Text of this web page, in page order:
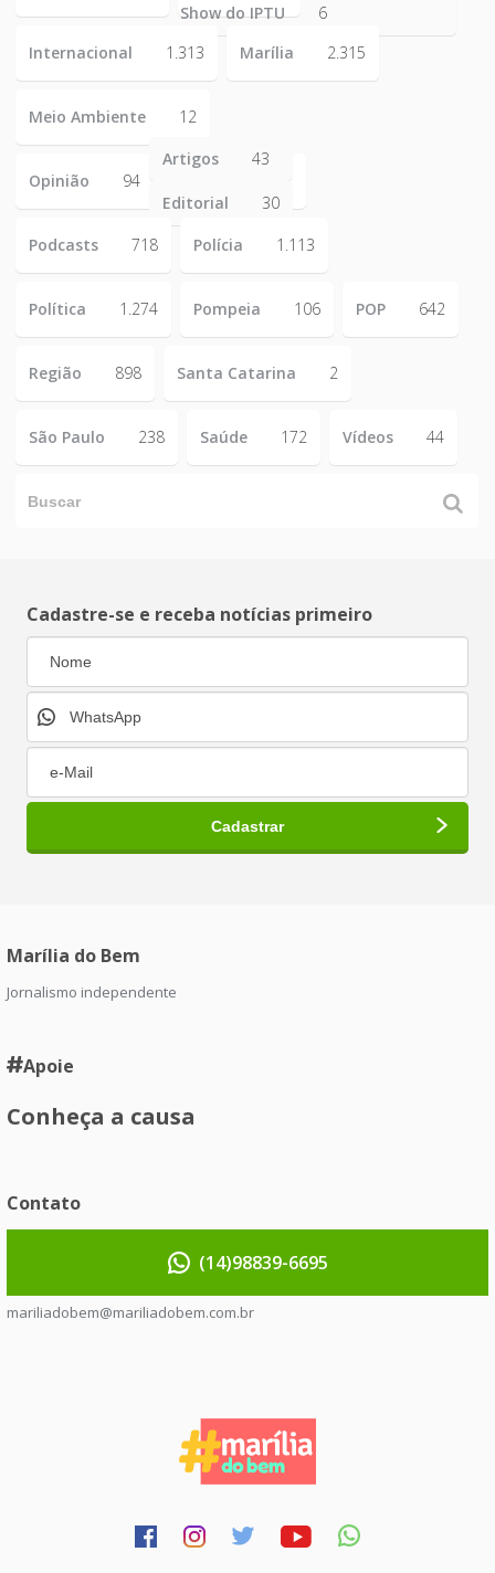
Show do IPTU 6
Internacional 1.313 Marília 2.315
Meio Ambiente 12
Opinião 94
Artigos 43
Editorial
30
Podcasts
718 Polícia 1.113
Política 1.274 Pompeia 106 POP 642
Região 898 Santa Catarina 2
São Paulo 238 Saúde 172 Vídeos 44
Cadastre-se e receba notícias primeiro
Marília do Bem
Jornalismo independente
Apoie
Conheça a causa
Contato
(14)98839-6695
mariliadobem@mariliadobem.com.br